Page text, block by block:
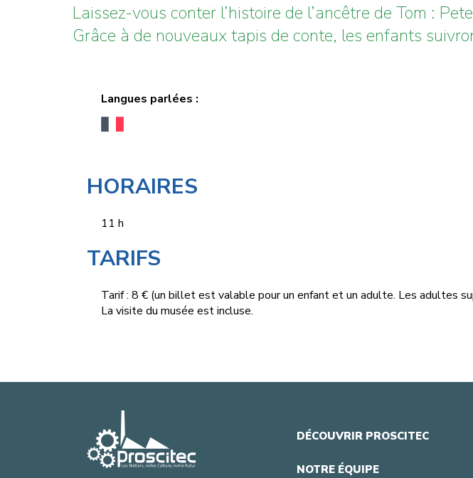
Laissez-vous conter l’histoire de l’ancêtre de Tom :
Grâce à de nouveaux tapis de conte, les enfants
Langues parlées :
HORAIRES
11 h
TARIFS
Tarif : 8 € (un billet est valable pour un enfant et un adulte. Les adultes
La visite du musée est incluse.
DÉCOUVRIR PROSCITEC
NOTRE ÉQUIPE